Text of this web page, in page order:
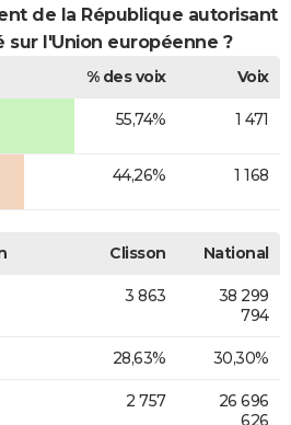
de la République autorisant
sur l'Union européenne ?
% des voix
Voix
55,74% 1 471
44,26% 1 168
Clisson National
3 863
38 299
794
28,63% 30,30%
2 757
26 696
626